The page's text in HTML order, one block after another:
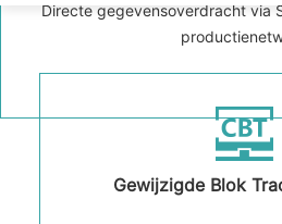
Directe gegevensoverdracht via
Gewijzigde Blok